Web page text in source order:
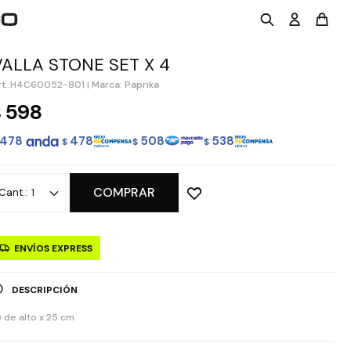
STONE SET X 4
H4C60052-801 | Marca: Paprika
598
478 $ 478 $ 508 $ 538
1 COMPRAR
ENVÍOS EXPRESS
DESCRIPCIÓN
de alto x 25 cm